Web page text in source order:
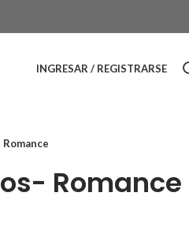
INGRESAR / REGISTRARSE
Romance